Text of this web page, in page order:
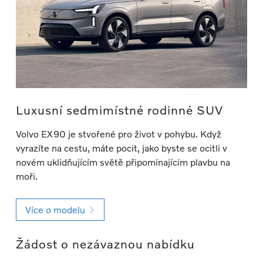
Luxusní sedmimístné rodinné SUV
Volvo EX90 je stvořené pro život v pohybu. Když
vyrazíte na cestu, máte pocit, jako byste se ocitli v
novém uklidňujícím světě připomínajícím plavbu na
moři.
Více o modelu
Žádost o nezávaznou nabídku